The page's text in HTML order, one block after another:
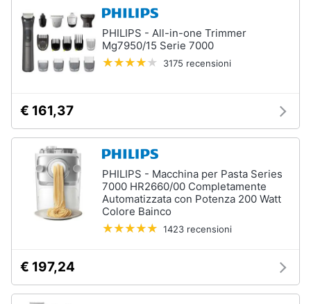
PHILIPS - All-in-one Trimmer
Mg7950/15 Serie 7000
3175 recensioni
€ 161,37
PHILIPS - Macchina per Pasta Series
7000 HR2660/00 Completamente
Automatizzata con Potenza 200 Watt
Colore Bainco
1423 recensioni
€ 197,24